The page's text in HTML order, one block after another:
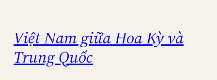
Việt Nam giữa Hoa Kỳ và
Trung Quốc